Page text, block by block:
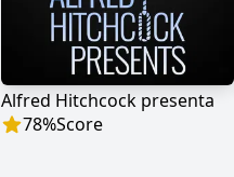
Alfred Hitchcock presenta
78%Score